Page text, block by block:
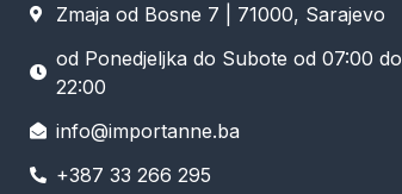
Zmaja od Bosne 7 | 71000, Sarajevo
od Ponedjeljka do Subote od 07:00 do
22:00
info@importanne.ba
+387 33 266 295